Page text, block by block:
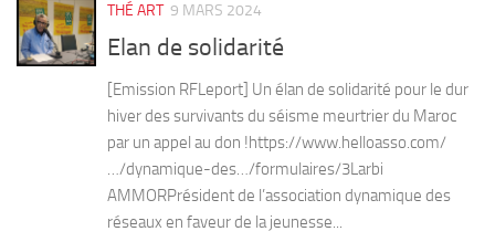
THÉ ART 9 MARS 2024
Elan de solidarité
[Emission RFLeport] Un élan de solidarité pour le dur
hiver des survivants du séisme meurtrier du Maroc
par un appel au don !https://www.helloasso.com/
…/dynamique-des…/formulaires/3Larbi
AMMORPrésident de l’association dynamique des
réseaux en faveur de la jeunesse...